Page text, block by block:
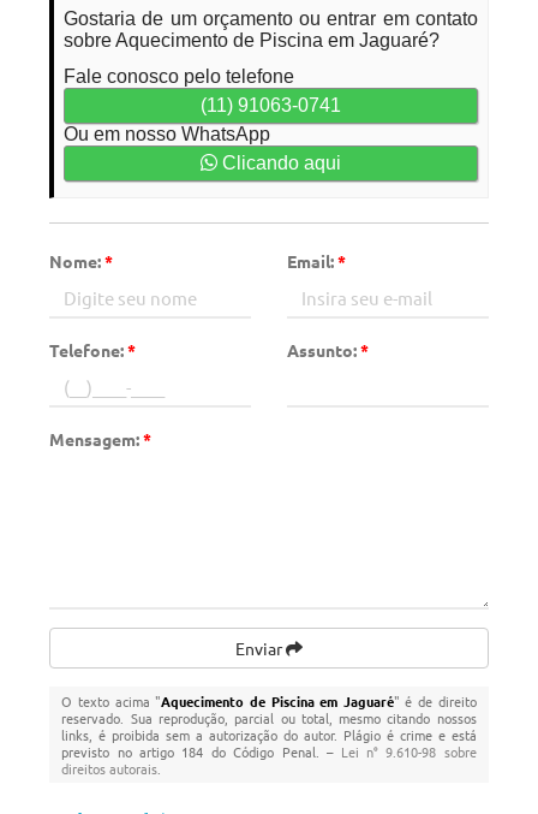
Gostaria de um orçamento ou entrar em contato
sobre Aquecimento de Piscina em Jaguaré?
Fale conosco pelo telefone
(11) 91063-0741
Ou em nosso WhatsApp
Clicando aqui
Nome:* Email:*
Telefone:* Assunto:*
Mensagem:*
Enviar
O texto acima "Aquecimento de Piscina em Jaguaré" é de direito
reservado. Sua reprodução, parcial ou total, mesmo citando nossos
links, é proibida sem a autorização do autor. Plágio é crime e está
previsto no artigo 184 do Código Penal. – Lei n° 9.610-98 sobre
direitos autorais